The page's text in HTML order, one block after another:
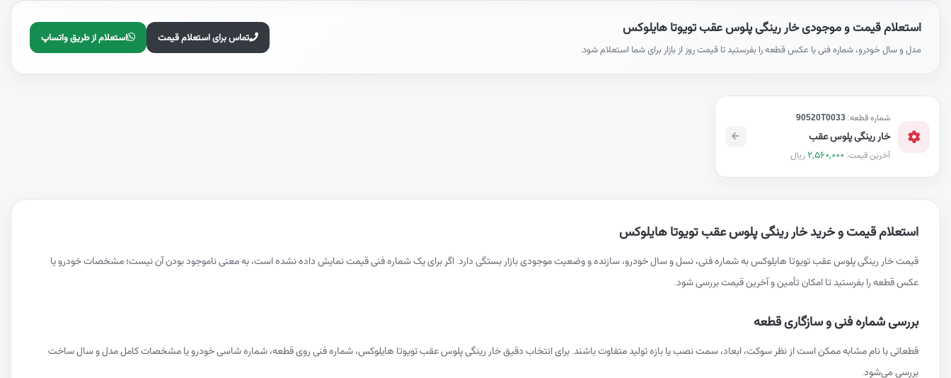
استعلام قیمت و موجودی خار رینگی پلوس عقب تویوتا هایلوکس
مدل و سال خودرو، شماره فنی یا عکس قطعه را بفرستید تا قیمت روز از بازار برای شما استعلام شود.
تماس برای استعلام قیمت استعلام از طریق واتساپ
شماره قطعه: 90520T0033
خار رینگی پلوس عقب
آخرین قیمت: 2,560,000 ریال
استعلام قیمت و خرید خار رینگی پلوس عقب تویوتا هایلوکس
قیمت خار رینگی پلوس عقب تویوتا هایلوکس به شماره فنی، نسل و سال خودرو، سازنده و وضعیت موجودی بازار بستگی دارد. اگر برای یک شماره فنی قیمت نمایش داده نشده است، به معنی ناموجود بودن آن نیست؛ مشخصات خودرو یا
عکس قطعه را بفرستید تا امکان تأمین و آخرین قیمت بررسی شود.
بررسی شماره فنی و سازگاری قطعه
قطعاتی با نام مشابه ممکن است از نظر سوکت، ابعاد، سمت نصب یا بازه تولید متفاوت باشند. برای انتخاب دقیق خار رینگی پلوس عقب تویوتا هایلوکس، شماره فنی روی قطعه، شماره شاسی خودرو یا مشخصات کامل مدل و سال ساخت
بررسی می‌شود.